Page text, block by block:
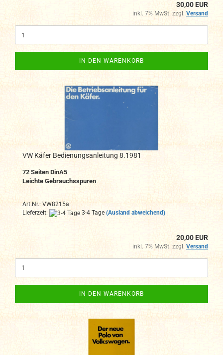
30,00 EUR
inkl. 7% MwSt. zzgl. Versand
IN DEN WARENKORB
VW Käfer Bedienungsanleitung 8.1981
72 Seiten DinA5
Leichte Gebrauchsspuren
Art.Nr.: VW8215a
Lieferzeit:
3-4 Tage (Ausland abweichend)
20,00 EUR
inkl. 7% MwSt. zzgl. Versand
IN DEN WARENKORB